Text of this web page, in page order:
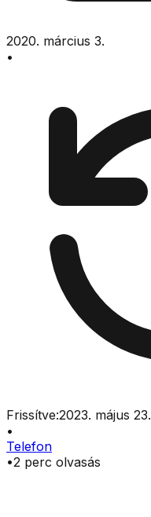
2020. március 3.
•
Frissítve:2023. május 23.
•
Telefon
•2 perc olvasás